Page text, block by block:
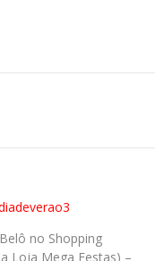
no Shopping
Loja Mega Festas) –